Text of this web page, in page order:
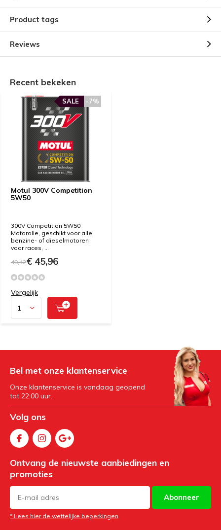
Product tags
Reviews
Recent bekeken
Motul 300V Competition
5W50
-7%
SALE
300V Competition 5W50
Motorolie, geschikt voor alle
benzine- of dieselmotoren
voor races, ...
49,42€ 45,96
Vergelijk
Bel met onze klantenservice
Onze klantenservice is vandaag geopend
tot 22:00 uur.
Volg ons
Ontvang de nieuwste aanbiedingen en
promoties
Abonneer
* Lees hier de wettelijke beperkingen